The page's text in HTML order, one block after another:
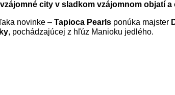
city v sladkom vzájomnom objatí
novinke – Tapioca Pearls ponúka majster
, pochádzajúcej z hľúz Manioku jedlého.